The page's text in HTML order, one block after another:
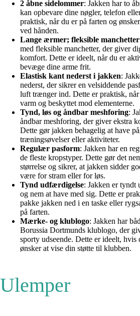
2 åbne sidelommer: Jakken har to
kan opbevare dine nøgler, telefon
praktisk, når du er på farten og
ved hånden.
Lange ærmer; fleksible manchetter
med fleksible manchetter, der giver
komfort. Dette er ideelt, når du er
bevæge dine arme frit.
Elastisk kant nederst i jakken:
nederst, der sikrer en velsiddende
luft trænger ind. Dette er praktisk,
varm og beskyttet mod elementerne.
Tynd, løs og åndbar meshforing:
åndbar meshforing, der giver ekstra
Dette gør jakken behagelig at have
træningsøvelser eller aktiviteter.
Regulær pasform: Jakken har en
de fleste kropstyper. Dette gør det
størrelse og sikrer, at jakken sidder
være for stram eller for løs.
Tynd udfærdigelse: Jakken er tyndt
og nem at have med sig. Dette er
pakke jakken ned i en taske eller
på farten.
Mærke- og klublogo: Jakken har
Borussia Dortmunds klublogo, der
sporty udseende. Dette er ideelt,
ønsker at vise din støtte til klubben.
Ulemper